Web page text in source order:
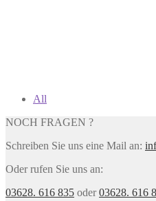
All
NOCH FRAGEN ?
Schreiben Sie uns eine Mail an:
Oder rufen Sie uns an:
03628. 616 835 oder03628. 616